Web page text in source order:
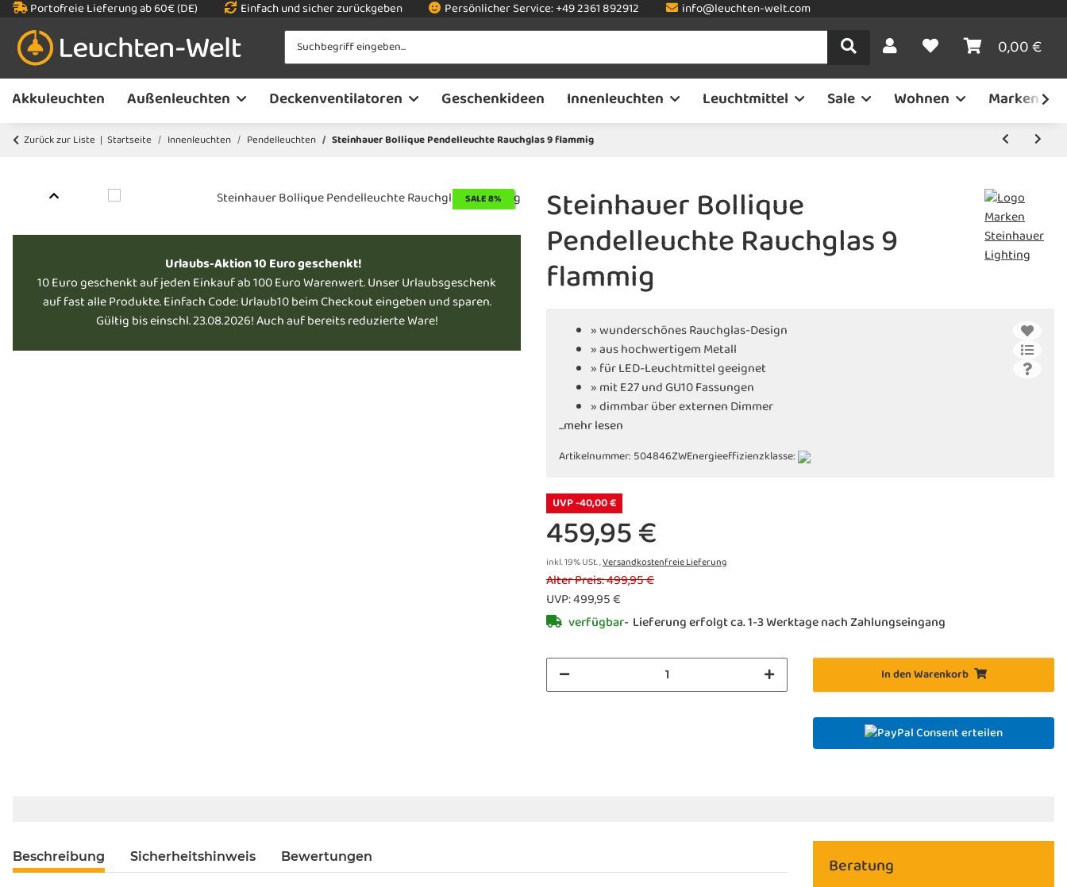
Portofreie Lieferung ab 60€ (DE) Einfach und sicher zurückgeben Persönlicher Service:+49 2361 892912 info@leuchten-welt.com
0,00 €
Akkuleuchten Außenleuchten Deckenventilatoren Geschenkideen Innenleuchten Leuchtmittel Sale Wohnen Marken
Zurück zur Liste Startseite Innenleuchten Pendelleuchten Steinhauer Bollique Pendelleuchte Rauchglas 9 flammig
SALE 8%
Urlaubs-Aktion 10 Euro geschenkt!
10 Euro geschenkt auf jeden Einkauf ab 100 Euro Warenwert. Unser Urlaubsgeschenk
auf fast alle Produkte. Einfach Code: Urlaub10 beim Checkout eingeben und sparen.
Gültig bis einschl. 23.08.2026! Auch auf bereits reduzierte Ware!
Steinhauer Bollique
Pendelleuchte Rauchglas 9
flammig
» wunderschönes Rauchglas-Design
» aus hochwertigem Metall
» für LED-Leuchtmittel geeignet
» mit E27 und GU10 Fassungen
» dimmbar über externen Dimmer
» in weiteren Varianten erhältlich
...mehr lesen
Artikelnummer: 504846ZWEnergieeffizienzklasse:
UVP -40,00 €
459,95 €
inkl. 19% USt. ,Versandkostenfreie Lieferung
Alter Preis: 499,95 €
UVP:499,95 €
verfügbar Lieferung erfolgt ca. 1-3 Werktage nach Zahlungseingang
In den Warenkorb
Consent erteilen
Beschreibung Sicherheitshinweis Bewertungen Beratung